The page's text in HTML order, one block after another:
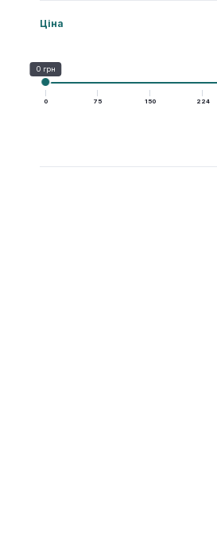
Ціна
0 грн
0 75 150 224